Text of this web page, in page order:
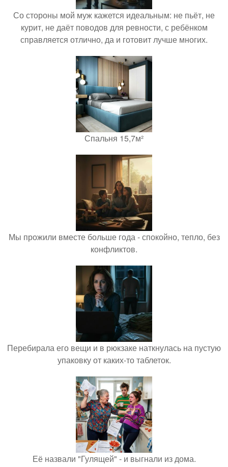
Со стороны мой муж кажется идеальным: не пьёт, не
курит, не даёт поводов для ревности, с ребёнком
справляется отлично, да и готовит лучше многих.
Спальня 15,7м²
Мы прожили вместе больше года - спокойно, тепло, без
конфликтов.
Перебирала его вещи и в рюкзаке наткнулась на пустую
упаковку от каких-то таблеток.
Её назвали "Гулящей" - и выгнали из дома.